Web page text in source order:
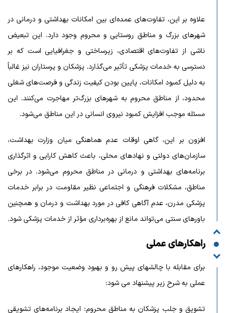
علاوه بر این، تفاوت‌های عمده‌ای بین امکانات بهداشتی و درمانی در
شهرهای بزرگ و مناطق روستایی و محروم وجود دارد. این تبعیض
ناشی از تفاوت‌های اقتصادی، زیرساختی و جغرافیایی است که بر
دسترسی به خدمات پزشکی تأثیر می‌گذارد. پزشکان و پرستاران نیز غالباً
به دلیل کمبود امکانات، پایین بودن کیفیت زندگی و فرصت‌های شغلی
محدود، از مناطق محروم به شهرهای بزرگ‌تر مهاجرت می‌کنند. این
مسئله موجب افزایش کمبود نیروی انسانی در این مناطق می‌شود.
افزون بر این، گاهی اوقات عدم هماهنگی میان وزارت بهداشت،
سازمان‌های دولتی و نهادهای محلی، باعث کاهش کارایی و اثرگذاری
برنامه‌های بهداشتی و درمانی در مناطق محروم می‌شود. در برخی
مناطق، مشکلات فرهنگی و اجتماعی نظیر مقاومت در برابر خدمات
پزشکی مدرن، عدم آگاهی کافی در مورد بهداشت و درمان و همچنین
باورهای سنتی می‌تواند مانع از بهره‌برداری مؤثر از خدمات پزشکی شود.
راهکارهای عملی
برای مقابله با چالشهای پیش رو و بهبود وضعیت موجود، راهکارهای
عملی به شرح زیر پیشنهاد می شود:
تشویق و جلب پزشکان به مناطق محروم: ایجاد برنامه‌های تشویقی